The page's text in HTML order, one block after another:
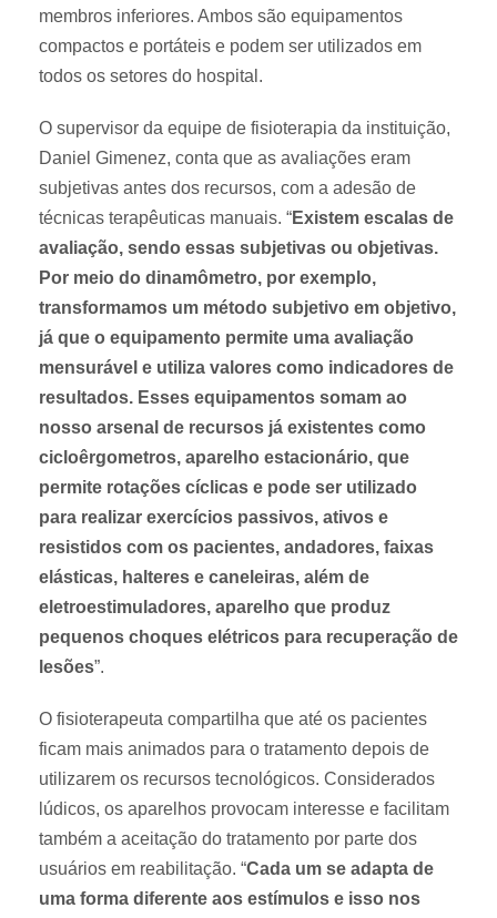
membros inferiores. Ambos são equipamentos
compactos e portáteis e podem ser utilizados em
todos os setores do hospital.
O supervisor da equipe de fisioterapia da instituição,
Daniel Gimenez, conta que as avaliações eram
subjetivas antes dos recursos, com a adesão de
técnicas terapêuticas manuais. “Existem escalas de
avaliação, sendo essas subjetivas ou objetivas.
Por meio do dinamômetro, por exemplo,
transformamos um método subjetivo em objetivo,
já que o equipamento permite uma avaliação
mensurável e utiliza valores como indicadores de
resultados. Esses equipamentos somam ao
nosso arsenal de recursos já existentes como
cicloêrgometros, aparelho estacionário, que
permite rotações cíclicas e pode ser utilizado
para realizar exercícios passivos, ativos e
resistidos com os pacientes, andadores, faixas
elásticas, halteres e caneleiras, além de
eletroestimuladores, aparelho que produz
pequenos choques elétricos para recuperação de
lesões”.
O fisioterapeuta compartilha que até os pacientes
ficam mais animados para o tratamento depois de
utilizarem os recursos tecnológicos. Considerados
lúdicos, os aparelhos provocam interesse e facilitam
também a aceitação do tratamento por parte dos
usuários em reabilitação. “Cada um se adapta de
uma forma diferente aos estímulos e isso nos